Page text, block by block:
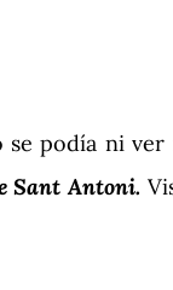
podía ni
Sant Antoni.